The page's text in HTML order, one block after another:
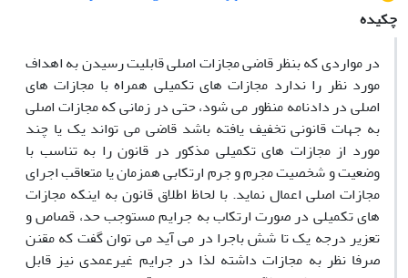
چکیده
در مواردی که بنظر قاضی مجازات اصلی قابلیت رسیدن به اهداف
مورد نظر را ندارد مجازات های تکمیلی همراه با مجازات های
اصلی در دادنامه منظور می شود، حتی در زمانی که مجازات اصلی
به جهات قانونی تخفیف یافته باشد قاضی می تواند یک یا چند
مورد از مجازات های تکمیلی مذکور در قانون را به تناسب با
وضعیت و شخصیت مجرم و جرم ارتکابی همزمان یا متعاقب اجرای
مجازات اصلی اعمال نماید. با لحاظ اطلاق قانون به اینکه مجازات
های تکمیلی در صورت ارتکاب به جرایم مستوجب حد، قصاص و
تعزیر درجه یک تا شش باجرا در می آید می توان گفت که مقنن
صرفا نظر به مجازات داشته لذا در جرایم غیرعمدی نیز قابل